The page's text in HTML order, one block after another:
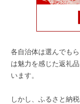
各自治体は選んでも
は魅力を感じた返礼
います。
しかし、ふるさと納